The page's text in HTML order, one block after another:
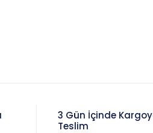
3 Gün İçinde
Teslim